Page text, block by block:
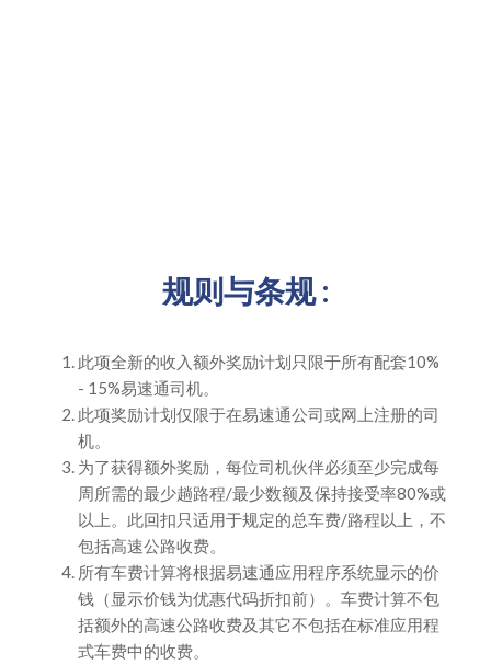
规则与条规 :
此项全新的收入额外奖励计划只限于所有配套10%
- 15%易速通司机。
此项奖励计划仅限于在易速通公司或网上注册的司
机。
为了获得额外奖励，每位司机伙伴必须至少完成每
周所需的最少趟路程/最少数额及保持接受率80%或
以上。此回扣只适用于规定的总车费/路程以上，不
包括高速公路收费。
所有车费计算将根据易速通应用程序系统显示的价
钱（显示价钱为优惠代码折扣前）。车费计算不包
括额外的高速公路收费及其它不包括在标准应用程
式车费中的收费。